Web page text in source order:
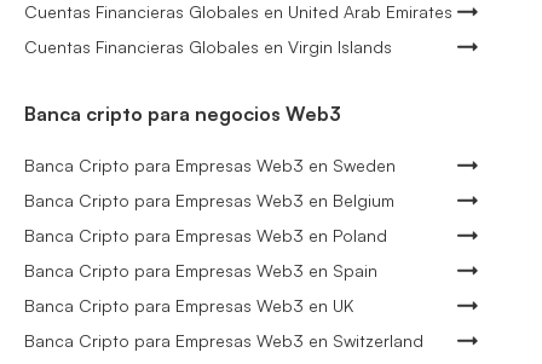
Cuentas Financieras Globales en United Arab Emirates
Cuentas Financieras Globales en Virgin Islands
Banca cripto para negocios Web3
Banca Cripto para Empresas Web3 en Sweden
Banca Cripto para Empresas Web3 en Belgium
Banca Cripto para Empresas Web3 en Poland
Banca Cripto para Empresas Web3 en Spain
Banca Cripto para Empresas Web3 en UK
Banca Cripto para Empresas Web3 en Switzerland